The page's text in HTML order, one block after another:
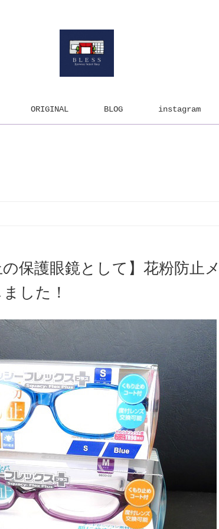
ORIGINAL BLOG instagram
の保護眼鏡として】花粉防止
した！